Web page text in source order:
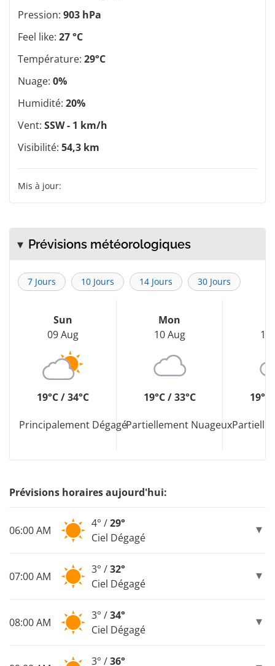
Pression: 903 hPa
Feel like: 27 °C
Température: 29°C
Nuage: 0%
Humidité: 20%
Vent: SSW - 1 km/h
Visibilité: 54,3 km
Mis à jour:
Prévisions météorologiques
7 Jours 10 Jours 14 Jours 30 Jours
Sun
09 Aug
19°C / 34°C
Principalement Dégagé
Mon
10 Aug
19°C / 33°C
Partiellement Nuageux
11
19°C
Prévisions horaires aujourd'hui:
06:00 AM
4° /29°
Ciel Dégagé
07:00 AM
3° /32°
Ciel Dégagé
08:00 AM
3° /34°
Ciel Dégagé
3° /36°